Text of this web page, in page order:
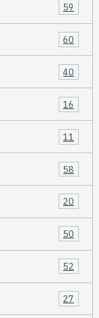
59
60
40
16
11
58
20
50
52
27